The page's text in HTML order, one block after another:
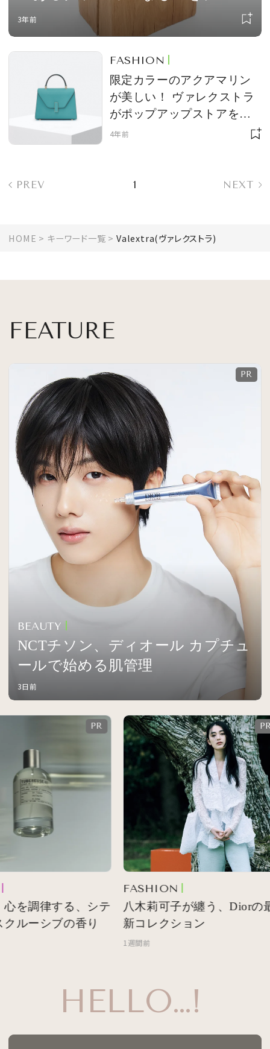
ス
3年前
FASHION
限定カラーのアクアマリン
が美しい！ ヴァレクストラ
がポップアップストアを同
時開催中
4年前
PREV 1 NEXT
HOME キーワード一覧 Valextra(ヴァレクストラ)
FEATURE
BEAUTY
NCTチソン、ディオール カプチュ
ールで始める肌管理
3日前
HELLO…!
調律する、シテ
ルーシブの香り
FASHION
八木莉可子が纏う、Diorの最
新コレクション
1週間前